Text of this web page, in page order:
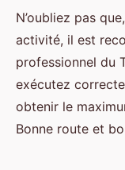
N’oubliez pas
activité, il est
professionnel du
exécutez
obtenir le
Bonne route et